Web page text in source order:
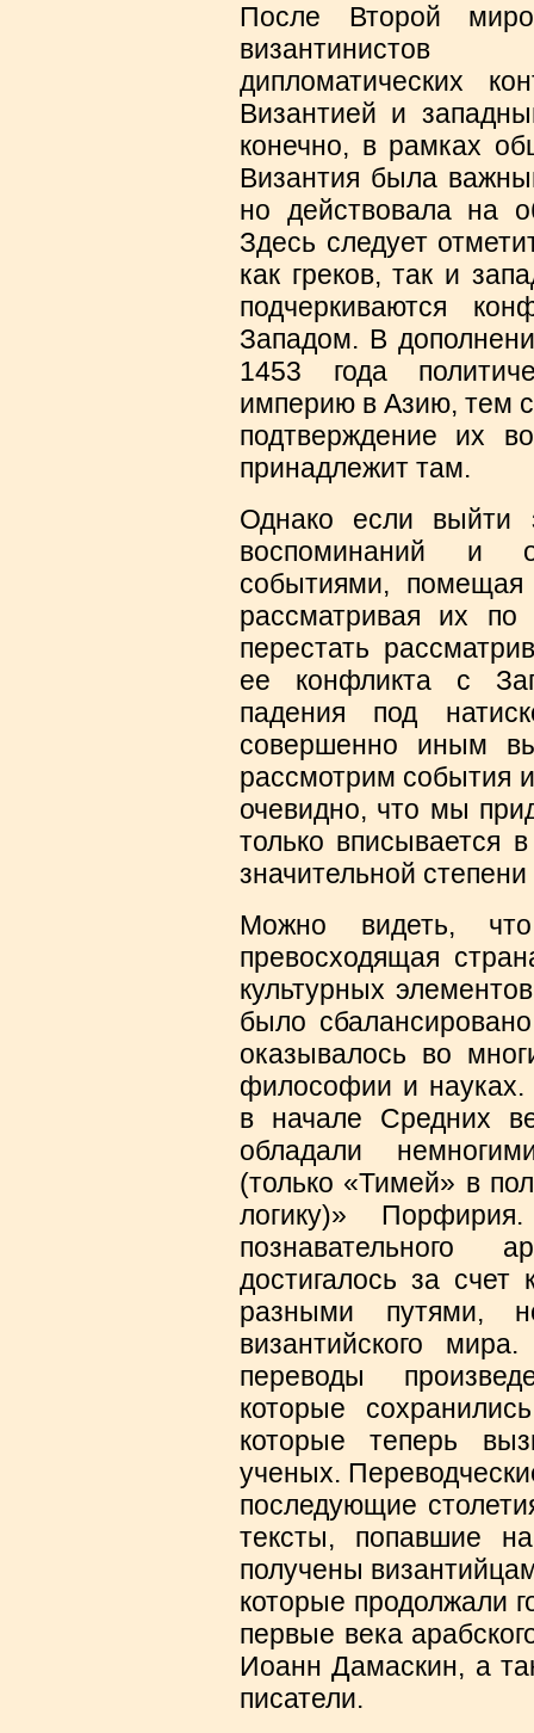
После Второй
византинистов
дипломатических
Византией и
конечно, в рамках
Византия была
но действовала на
Здесь следует
как греков, так и
подчеркиваются
Западом. В
1453 года
империю в Азию, тем
подтверждение их
принадлежит там.
Однако если выйти
воспоминаний и
событиями,
рассматривая их
перестать
ее конфликта с
падения под
совершенно иным
рассмотрим события
очевидно, что мы
только вписывается
значительной
Можно видеть,
превосходящая
культурных
было
оказывалось во
философии и науках.
в начале Средних
обладали
(только «Тимей» в
логику)»
познавательного
достигалось за счет
разными путями,
византийского
переводы
которые
которые теперь
ученых.
последующие
тексты, попавшие
получены
которые продолжали
первые века
Иоанн Дамаскин, а
писатели.